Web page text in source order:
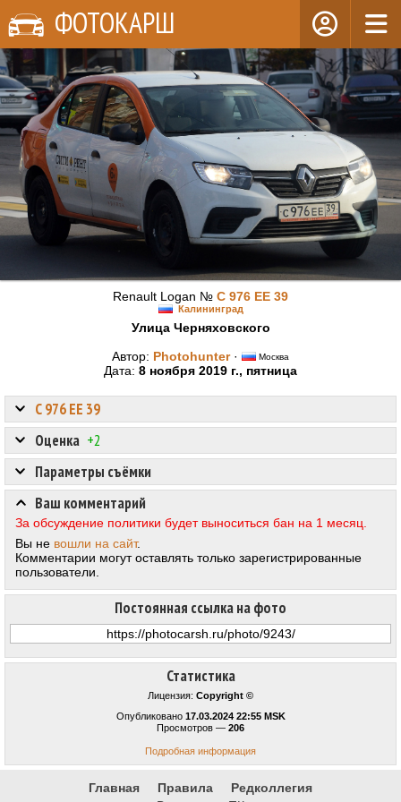
ФОТОКАРШ
Renault Logan № С 976 ЕЕ 39
Калининград
Улица Черняховского
Автор: Photohunter· Москва
Дата: 8 ноября 2019 г., пятница
Статистика
Лицензия: Copyright ©
Опубликовано 17.03.2024 22:55 MSK
Просмотров — 206
Подробная информация
Оценка +2
Постоянная ссылка на фото
С 976 ЕЕ 39
Параметры съёмки
Ваш комментарий
За обсуждение политики будет выноситься бан на 1 месяц.
Вы не вошли на сайт.
Комментарии могут оставлять только зарегистрированные
пользователи.
Главная Правила
Редколлегия